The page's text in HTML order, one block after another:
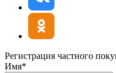
Регистрация частного
Имя*